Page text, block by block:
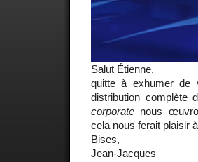
Salut Étienne,
quitte à exhumer de
distribution complète
corporate nous
cela nous ferait plaisir
Bises,
Jean-Jacques